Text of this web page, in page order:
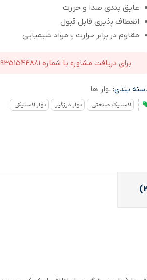
عایق بندی صدا و حرارت
انعطاف پذیری قابل قبول
مقاوم در برابر حرارت و مواد شیمیایی
برای دریافت مشاوره با شماره 09351544881 تماس بگیرید
بندی: نوار ها
لاستیک صنعتی نوار درزگیر نوار لاستیکی